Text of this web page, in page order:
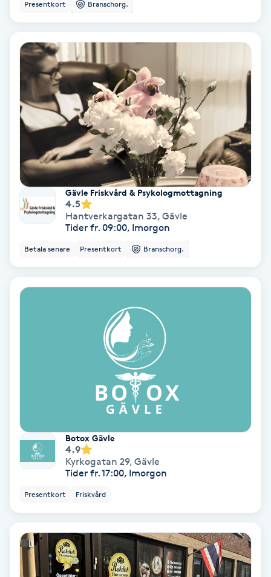
Regndroppsmassage
Reiki
Reikihealing
Reiki massage
Restorative Yoga
Rosacea
Rosenmetoden
Ryggmassage
Samtalsterapi
Sjukgymnastik
Skalpmassage
Skinbooster
Sklerosering
Skoinlägg
Presentkort Branschorg.
Gävle Friskvård & Psykologmottagning
4.5
Hantverkargatan 33, Gävle
Tider fr. 09:00, Imorgon
Betala senare Presentkort Branschorg.
Botox Gävle
4.9
Kyrkogatan 29, Gävle
Tider fr. 17:00, Imorgon
Presentkort Friskvård